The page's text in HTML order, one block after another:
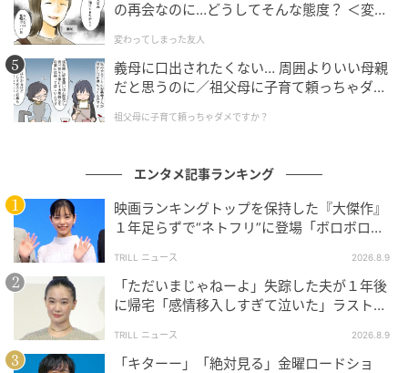
次の記事
#1 お義姉さんたちくるって、私話したよ
ね？ ねぇ、それでも…
の再会なのに…どうしてそんな態度？ ＜変わ
日には】
変わってしまった友人
義母に口出されたくない… 周囲よりいい母親
だと思うのに／祖父母に子育て頼っちゃダメ
んが】
祖父母に子育て頼っちゃダメですか？
エンタメ記事ランキング
映画ランキングトップを保持した『大傑作』
１年足らずで“ネトフリ”に登場「ボロボロ泣
TRILL ニュース 2026.8.9
「ただいまじゃねーよ」失踪した夫が１年後
に帰宅「感情移入しすぎて泣いた」ラスト１
TRILL ニュース 2026.8.9
「キターー」「絶対見る」金曜ロードショ